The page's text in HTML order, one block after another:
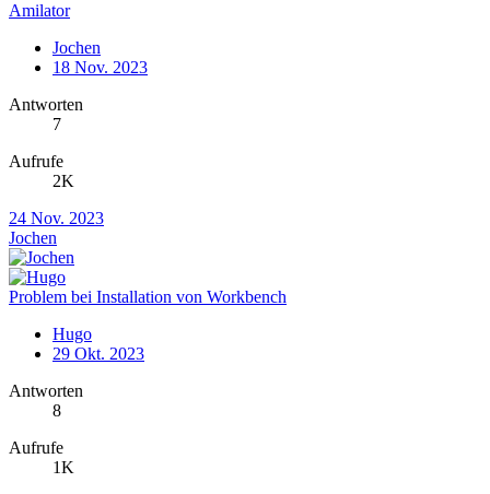
Amilator
Jochen
18 Nov. 2023
Antworten
7
Aufrufe
2K
24 Nov. 2023
Jochen
Problem bei Installation von Workbench
Hugo
29 Okt. 2023
Antworten
8
Aufrufe
1K